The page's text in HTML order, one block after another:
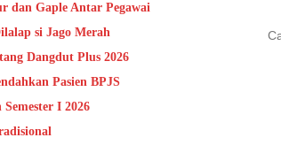
dan Gaple Antar Pegawai
si Jago Merah
Dangdut Plus 2026
Pasien BPJS
I 2026